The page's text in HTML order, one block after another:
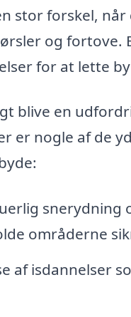
stor forskel,
og fortove.
for at lette
blive en
er nogle af de
snerydning
områderne
af isdannelser